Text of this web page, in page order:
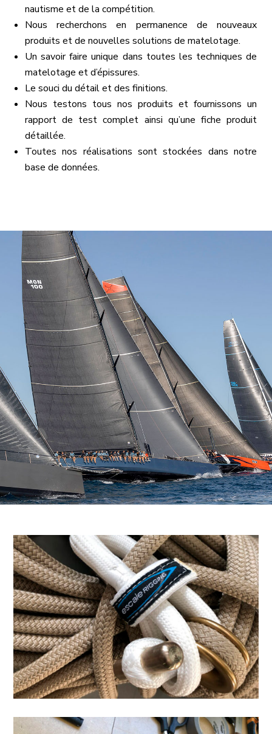
nautisme et de la compétition.
Nous recherchons en permanence de nouveaux
produits et de nouvelles solutions de matelotage.
Un savoir faire unique dans toutes les techniques de
matelotage et d’épissures.
Le souci du détail et des finitions.
Nous testons tous nos produits et fournissons un
rapport de test complet ainsi qu’une fiche produit
détaillée.
Toutes nos réalisations sont stockées dans notre
base de données.